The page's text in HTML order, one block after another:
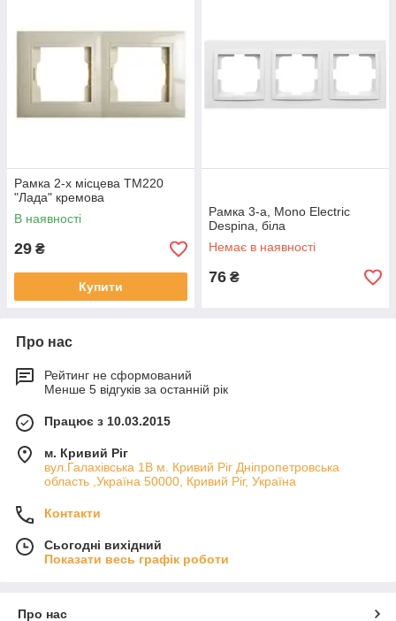
Рамка 2-х місцева ТМ220
"Лада" кремова
В наявності
29 ₴
Купити
Рамка 3-а, Mono Electric
Despina, біла
Немає в наявності
76 ₴
Про нас
Рейтинг не сформований
Менше 5 відгуків за останній рік
Працює з 10.03.2015
м. Кривий Ріг
вул.Галахівська 1В м. Кривий Ріг Дніпропетровська
область ,Україна 50000, Кривий Ріг, Україна
Контакти
Сьогодні вихідний
Показати весь графік роботи
Про нас